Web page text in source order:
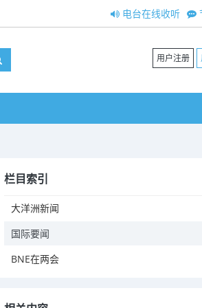
电台在线收听
用户注册
栏目索引
大洋洲新闻
国际要闻
BNE在两会